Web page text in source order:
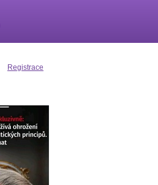
Registrace